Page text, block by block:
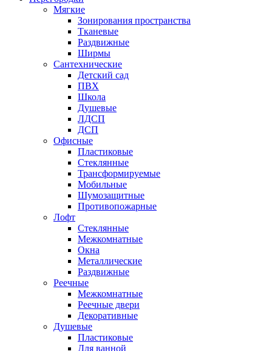
Мягкие
Зонирования пространства
Тканевые
Раздвижные
Ширмы
Сантехнические
Детский сад
ПВХ
Школа
Душевые
ЛДСП
ДСП
Офисные
Пластиковые
Стеклянные
Трансформируемые
Мобильные
Шумозащитные
Противопожарные
Лофт
Стеклянные
Межкомнатные
Окна
Металлические
Раздвижные
Реечные
Межкомнатные
Реечные двери
Декоративные
Душевые
Пластиковые
Для ванной